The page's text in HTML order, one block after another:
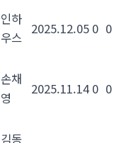
인하
우스
2025.12.05 0 0
손채
영
2025.11.14 0 0
김동